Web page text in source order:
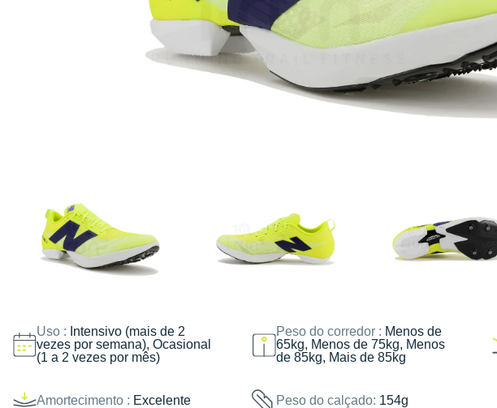
Uso : Intensivo (mais de 2
vezes por semana), Ocasional
(1 a 2 vezes por mês)
Peso do corredor : Menos de
65kg, Menos de 75kg, Menos
de 85kg, Mais de 85kg
Amortecimento : Excelente Peso do calçado: 154g